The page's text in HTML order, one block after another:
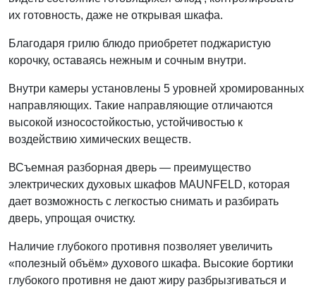
их готовность, даже не открывая шкафа.
Благодаря грилю блюдо приобретет поджаристую
корочку, оставаясь нежным и сочным внутри.
Внутри камеры установлены 5 уровней хромированных
направляющих. Такие направляющие отличаются
высокой износостойкостью, устойчивостью к
воздействию химических веществ.
ВСъемная разборная дверь — преимущество
электрических духовых шкафов MAUNFELD, которая
дает возможность с легкостью снимать и разбирать
дверь, упрощая очистку.
Наличие глубокого противня позволяет увеличить
«полезный объём» духового шкафа. Высокие бортики
глубокого противня не дают жиру разбрызгиваться и